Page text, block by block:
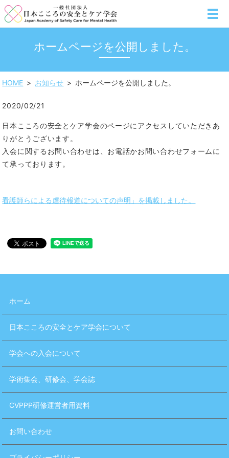
ホームページを公開しました。
HOME お知らせ ホームページを公開しました。
2020/02/21
日本こころの安全とケア学会のページにアクセスしていただきあ
りがとうございます。
入会に関するお問い合わせは、お電話かお問い合わせフォームに
て承っております。
看護師らによる虐待報道についての声明」を掲載しました。
ホーム
日本こころの安全とケア学会について
学会への入会について
学術集会、研修会、学会誌
CVPPP研修運営者用資料
お問い合わせ